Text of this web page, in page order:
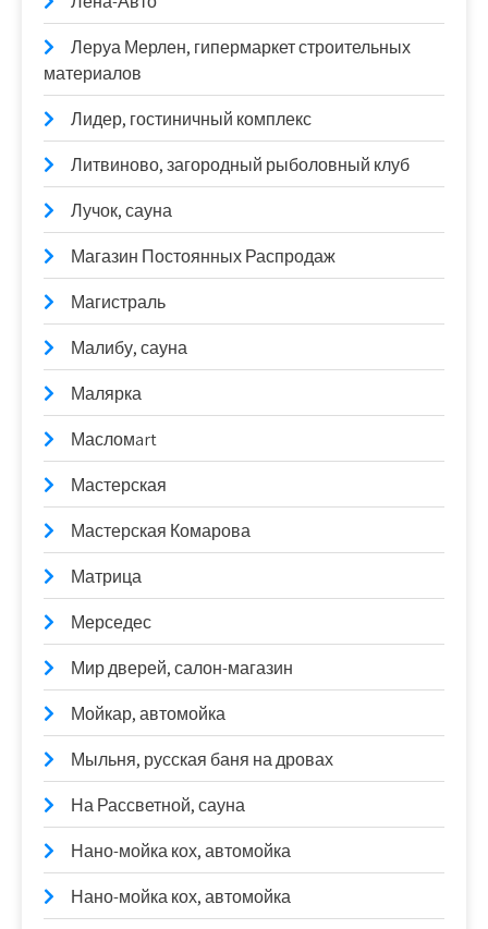
Леруа Мерлен, гипермаркет строительных
материалов
Лидер, гостиничный комплекс
Литвиново, загородный рыболовный клуб
Лучок, сауна
Магазин Постоянных Распродаж
Магистраль
Малибу, сауна
Малярка
Масломart
Мастерская
Мастерская Комарова
Матрица
Мерседес
Мир дверей, салон-магазин
Мойкар, автомойка
Мыльня, русская баня на дровах
На Рассветной, сауна
Нано-мойка кох, автомойка
Нано-мойка кох, автомойка